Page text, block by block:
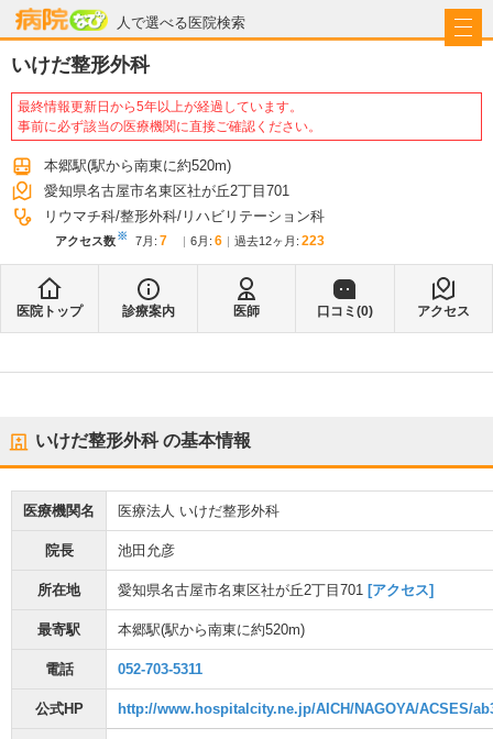
人で選べる医院検索
病院なび
いけだ整形外科
最終情報更新日から5年以上が経過しています。
事前に必ず該当の医療機関に直接ご確認ください。
本郷駅(駅から南東に約520m)
愛知県名古屋市名東区社が丘2丁目701
リウマチ科 整形外科 リハビリテーション科
アクセス数※ 7月 : 7 6月 : 6 過去12ヶ月: 223
医院トップ 診療案内 医師 口コミ(0) アクセス
いけだ整形外科の基本情報
医療機関名 医療法人 いけだ整形外科
院長 池田允彦
所在地 愛知県名古屋市名東区社が丘2丁目701 [アクセス]
最寄駅 本郷駅(駅から南東に約520m)
電話 052-703-5311
公式HP http://www.hospitalcity.ne.jp/AICH/NAGOYA/ACSES/